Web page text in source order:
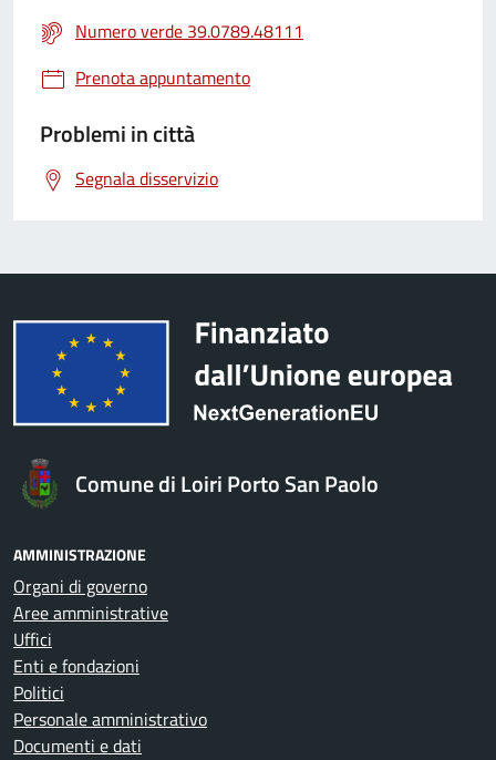
Numero verde 39.0789.48111
Prenota appuntamento
Problemi in città
Segnala disservizio
Comune di Loiri Porto San Paolo
AMMINISTRAZIONE
Organi di governo
Aree amministrative
Uffici
Enti e fondazioni
Politici
Personale amministrativo
Documenti e dati